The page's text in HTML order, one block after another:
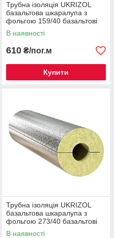
Трубна ізоляція UKRIZOL
базальтова шкаралупа з
фольгою 159/40 базальтові
циліндри
В наявності
610 ₴/пог.м
Купити
Трубна ізоляція UKRIZOL
базальтова шкаралупа з
фольгою 273/40 базальтові
циліндри
В наявності